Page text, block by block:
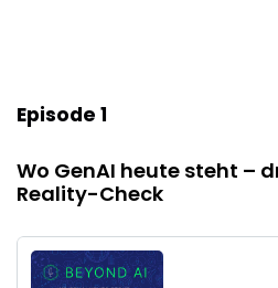
Episode 1
Wo GenAI heute steht –
Reality-Check